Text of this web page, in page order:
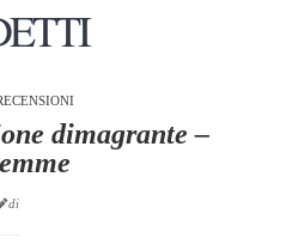
dimagrante –
di